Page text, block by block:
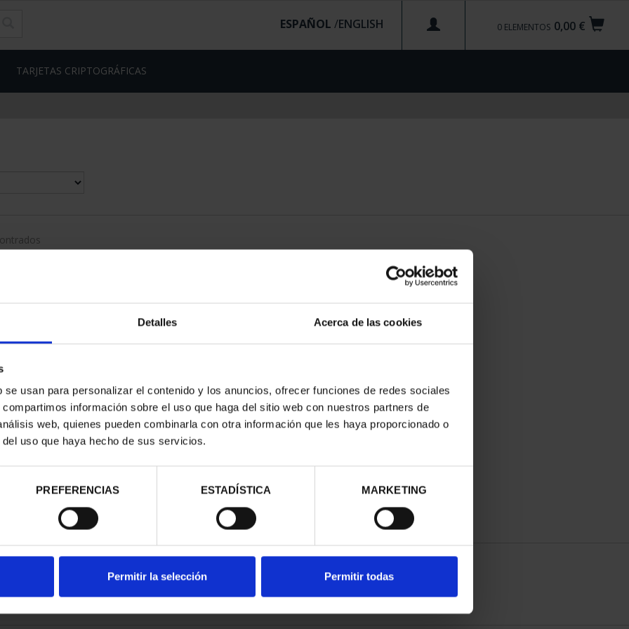
Detalles Acerca de las cookies
usan para personalizar el contenido y los anuncios, ofrecer funciones de redes sociales
información sobre el uso que haga del sitio web con nuestros partners de
web, quienes pueden combinarla con otra información que les haya proporcionado o
uso que haya hecho de sus servicios.
PREFERENCIAS ESTADÍSTICA MARKETING
Permitir la selección Permitir todas
0,00 €
0 ELEMENTOS
ESPAÑOL /
TARJETAS CRIPTOGRÁFICAS
PROVINCIA